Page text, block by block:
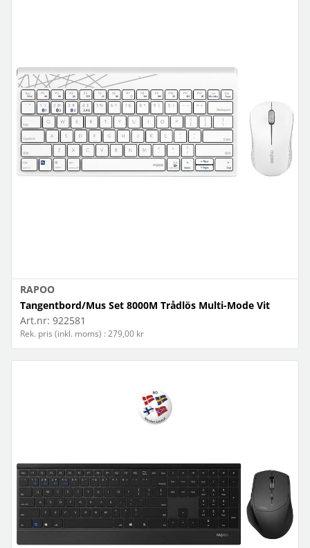
RAPOO
Tangentbord/Mus Set 8000M Trådlös Multi-Mode Vit
Art.nr: 922581
Rek. pris (inkl. moms) : 279,00 kr